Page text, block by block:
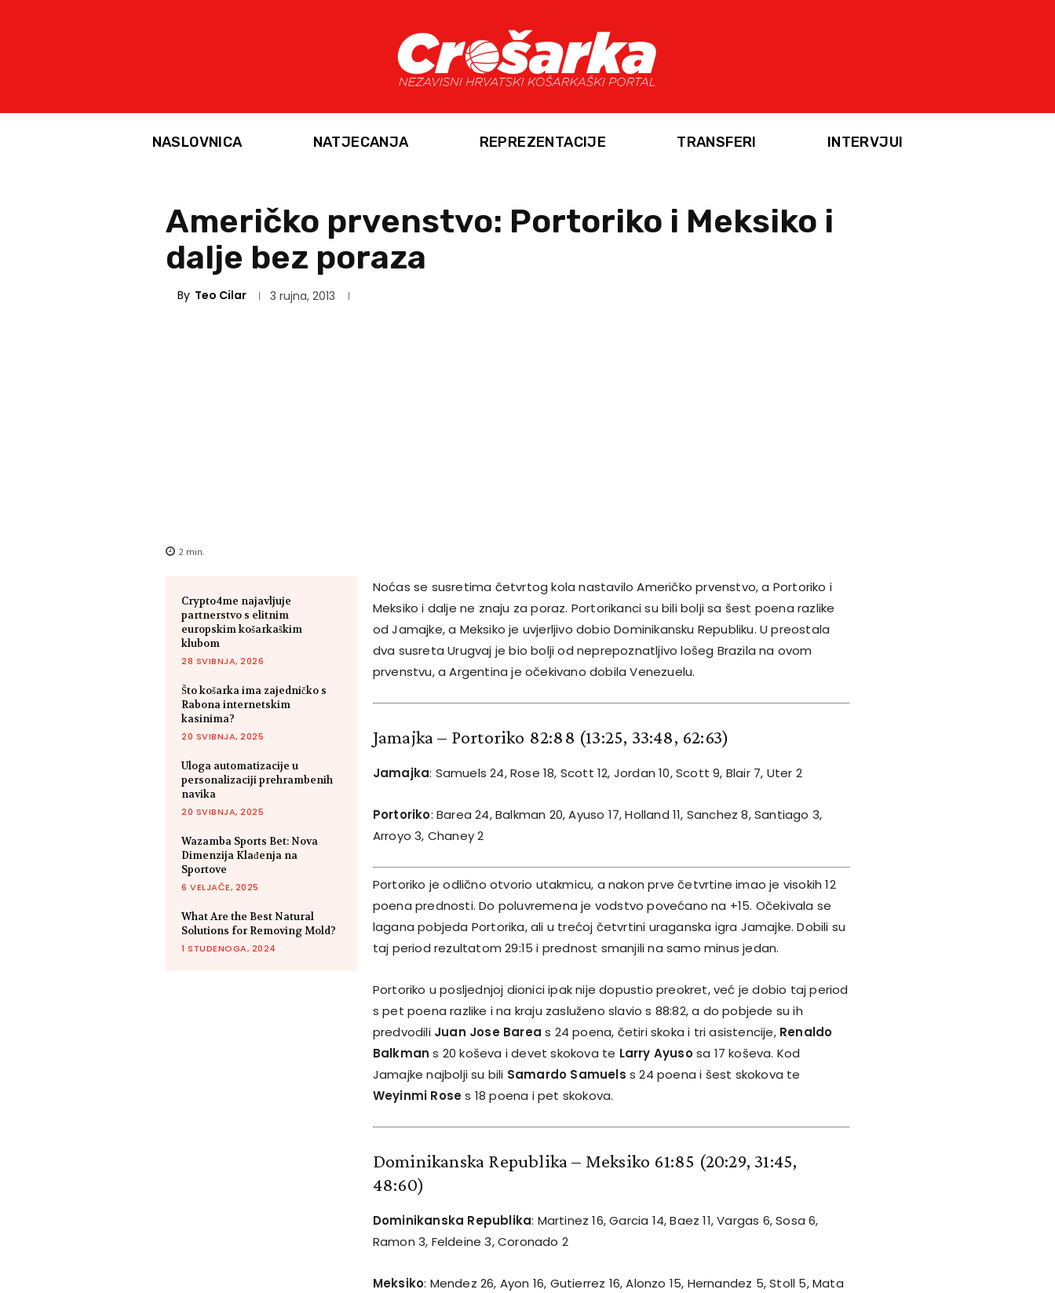
NASLOVNICA NATJECANJA REPREZENTACIJE TRANSFERI INTERVJUI
Američko prvenstvo: Portoriko i Meksiko i
dalje bez poraza
By Teo Cilar 3 rujna, 2013
2 min.
Crypto4me najavljuje
partnerstvo s elitnim
europskim košarkaškim
klubom
28 SVIBNJA, 2026
Što košarka ima zajedničko s
Rabona internetskim
kasinima?
20 SVIBNJA, 2025
Uloga automatizacije u
personalizaciji prehrambenih
navika
20 SVIBNJA, 2025
Wazamba Sports Bet: Nova
Dimenzija Klađenja na
Sportove
6 VELJAČE, 2025
What Are the Best Natural
Solutions for Removing Mold?
1 STUDENOGA, 2024
Noćas se susretima četvrtog kola nastavilo Američko prvenstvo, a Portoriko i
Meksiko i dalje ne znaju za poraz. Portorikanci su bili bolji sa šest poena razlike
od Jamajke, a Meksiko je uvjerljivo dobio Dominikansku Republiku. U preostala
dva susreta Urugvaj je bio bolji od neprepoznatljivo lošeg Brazila na ovom
prvenstvu, a Argentina je očekivano dobila Venezuelu.
Jamajka – Portoriko 82:88 (13:25, 33:48, 62:63)
Jamajka: Samuels 24, Rose 18, Scott 12, Jordan 10, Scott 9, Blair 7, Uter 2
Portoriko: Barea 24, Balkman 20, Ayuso 17, Holland 11, Sanchez 8, Santiago 3,
Arroyo 3, Chaney 2
Portoriko je odlično otvorio utakmicu, a nakon prve četvrtine imao je visokih 12
poena prednosti. Do poluvremena je vodstvo povećano na +15. Očekivala se
lagana pobjeda Portorika, ali u trećoj četvrtini uraganska igra Jamajke. Dobili su
taj period rezultatom 29:15 i prednost smanjili na samo minus jedan.
Portoriko u posljednjoj dionici ipak nije dopustio preokret, već je dobio taj period
s pet poena razlike i na kraju zasluženo slavio s 88:82, a do pobjede su ih
predvodili Juan Jose Barea s 24 poena, četiri skoka i tri asistencije, Renaldo
Balkman s 20 koševa i devet skokova te Larry Ayusosa 17 koševa. Kod
Jamajke najbolji su bili Samardo Samuels s 24 poena i šest skokova te
Weyinmi Roses 18 poena i pet skokova.
Dominikanska Republika – Meksiko 61:85 (20:29, 31:45,
48:60)
Dominikanska Republika: Martinez 16, Garcia 14, Baez 11, Vargas 6, Sosa 6,
Ramon 3, Feldeine 3, Coronado 2
Meksiko: Mendez 26, Ayon 16, Gutierrez 16, Alonzo 15, Hernandez 5, Stoll 5, Mata